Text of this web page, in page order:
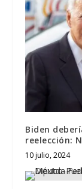
Biden
reelección:
10 julio, 2024